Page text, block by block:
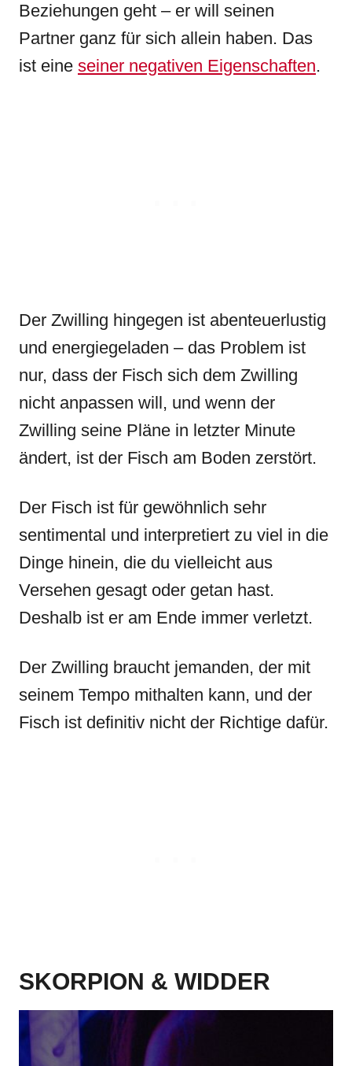
Beziehungen geht – er will seinen
Partner ganz für sich allein haben. Das
ist eine seiner negativen Eigenschaften.
Der Zwilling hingegen ist abenteuerlustig
und energiegeladen – das Problem ist
nur, dass der Fisch sich dem Zwilling
nicht anpassen will, und wenn der
Zwilling seine Pläne in letzter Minute
ändert, ist der Fisch am Boden zerstört.
Der Fisch ist für gewöhnlich sehr
sentimental und interpretiert zu viel in die
Dinge hinein, die du vielleicht aus
Versehen gesagt oder getan hast.
Deshalb ist er am Ende immer verletzt.
Der Zwilling braucht jemanden, der mit
seinem Tempo mithalten kann, und der
Fisch ist definitiv nicht der Richtige dafür.
SKORPION & WIDDER